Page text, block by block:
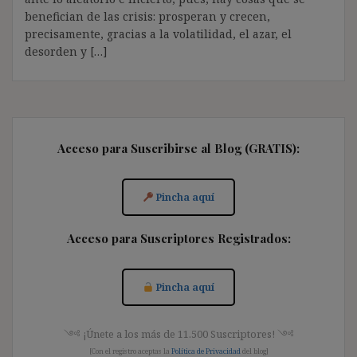
benefician de las crisis: prosperan y crecen,
precisamente, gracias a la volatilidad, el azar, el
desorden y […]
Acceso para Suscribirse al Blog (GRATIS):
Pincha aquí
Acceso para Suscriptores Registrados:
Pincha aquí
༺ ¡Únete a los más de 11.500 Suscriptores! ༺
[Con el registro aceptas la Política de Privacidad del blog]